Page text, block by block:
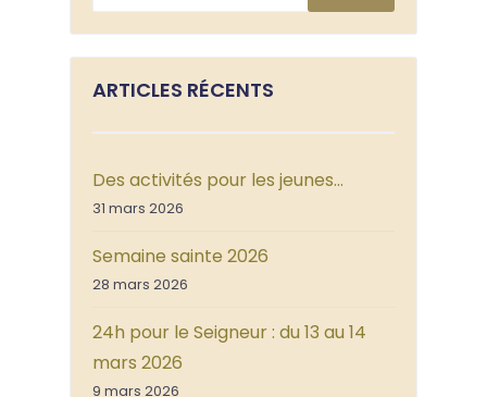
ARTICLES RÉCENTS
Des activités pour les jeunes…
31 mars 2026
Semaine sainte 2026
28 mars 2026
24h pour le Seigneur : du 13 au 14
mars 2026
9 mars 2026